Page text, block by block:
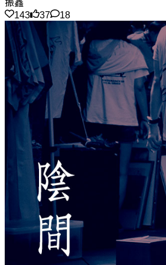
振鑫
143
37 18